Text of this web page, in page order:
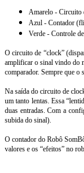
Amarelo - Circuito
Azul - Contador
Verde - Controle
O circuito de “clock”
amplificar o sinal vindo do
comparador. Sempre que
Na saída do circuito de
um tanto lentas. Essa
duas entradas. Com a
subida do sinal).
O contador do Robô
valores e os “efeitos” no